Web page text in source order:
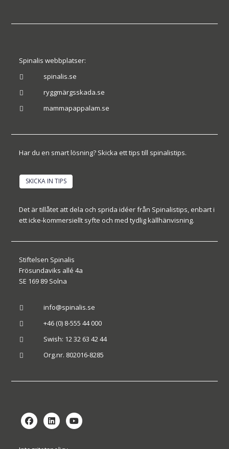
Spinalis webbplatser:
 spinalis.se
 ryggmärgsskada.se
 mammapappalam.se
Har du en smart lösning? Skicka ett tips till spinalistips.
SKICKA IN TIPS
Det är tillåtet att dela och sprida idéer från Spinalistips, enbart i
ett icke-kommersiellt syfte och med tydlig källhänvisning.
Stiftelsen Spinalis
Frösundaviks allé 4a
SE 169 89 Solna
 info@spinalis.se
 +46 (0) 8-555 44 000
 Swish: 12 32 63 42 44
 Org.nr. 802016-8285